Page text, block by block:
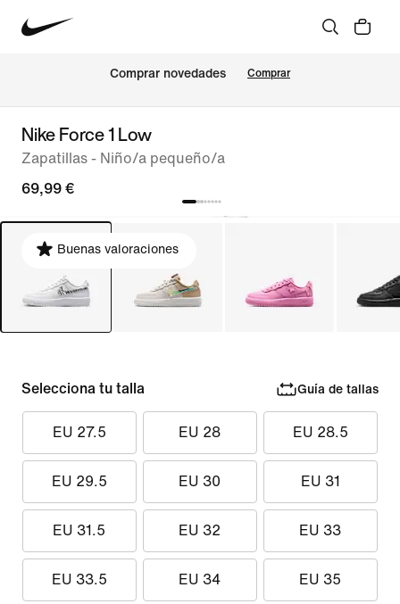
Comprar novedades Comprar
Nike Force 1 Low
Zapatillas - Niño/a pequeño/a
69,99 €
Buenas valoraciones
Selecciona tu talla Guía de tallas
EU 27.5 EU 28 EU 28.5
EU 29.5 EU 30 EU 31
EU 31.5 EU 32 EU 33
EU 33.5 EU 34 EU 35